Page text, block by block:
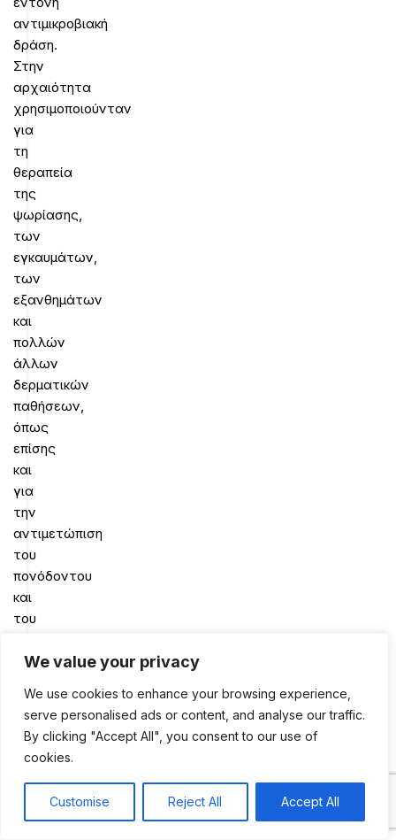
We value your privacy
We use cookies to enhance your browsing experience,
serve personalised ads or content, and analyse our traffic.
By clicking "Accept All", you consent to our use of
cookies.
Customise Reject All Accept All
αντιμικροβιακή
δράση.
Στην
αρχαιότητα
χρησιμοποιούνταν
για
τη
θεραπεία
της
ψωρίασης,
των
εγκαυμάτων,
των
εξανθημάτων
και
πολλών
άλλων
δερματικών
παθήσεων,
όπως
επίσης
και
για
την
αντιμετώπιση
του
πονόδοντου
και
του
Σήμερα,
μελέτες
αποδεικνύουν
ότι
πρωτεΐνες
0